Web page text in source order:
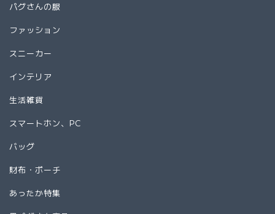
パグさんの服
ファッション
スニーカー
インテリア
生活雑貨
スマートホン、PC
バッグ
財布・ポーチ
あったか特集